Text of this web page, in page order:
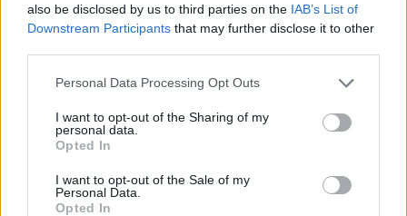
also be disclosed by us to third parties on the IAB’s List of
Downstream Participants that may further disclose it to other
Please note that this website/app uses one or more Google
not limited to your visit or usage behaviour. You may click to
grant or deny consent to Google and its third-party tags to
use your data for below specified purposes in below Google
consent section.
Personal Data Processing Opt Outs
I want to opt-out of the Sharing of my
personal data.
Opted In
I want to opt-out of the Sale of my
Personal Data.
Opted In